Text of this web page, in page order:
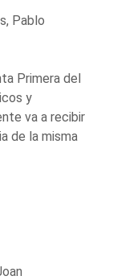
Pablo
Primera del
y
va a recibir
de la misma